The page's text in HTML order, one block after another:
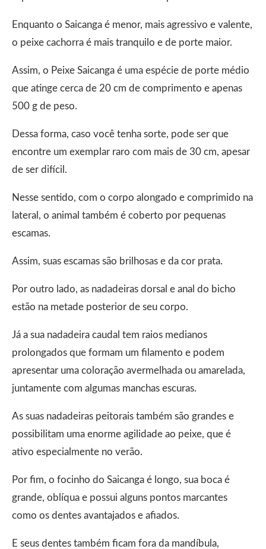
Enquanto o Saicanga é menor, mais agressivo e valente,
o peixe cachorra é mais tranquilo e de porte maior.
Assim, o Peixe Saicanga é uma espécie de porte médio
que atinge cerca de 20 cm de comprimento e apenas
500 g de peso.
Dessa forma, caso você tenha sorte, pode ser que
encontre um exemplar raro com mais de 30 cm, apesar
de ser difícil.
Nesse sentido, com o corpo alongado e comprimido na
lateral, o animal também é coberto por pequenas
escamas.
Assim, suas escamas são brilhosas e da cor prata.
Por outro lado, as nadadeiras dorsal e anal do bicho
estão na metade posterior de seu corpo.
Já a sua nadadeira caudal tem raios medianos
prolongados que formam um filamento e podem
apresentar uma coloração avermelhada ou amarelada,
juntamente com algumas manchas escuras.
As suas nadadeiras peitorais também são grandes e
possibilitam uma enorme agilidade ao peixe, que é
ativo especialmente no verão.
Por fim, o focinho do Saicanga é longo, sua boca é
grande, oblíqua e possui alguns pontos marcantes
como os dentes avantajados e afiados.
E seus dentes também ficam fora da mandíbula,